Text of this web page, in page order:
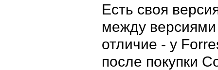
Есть своя
между
отличие - у
после покупки